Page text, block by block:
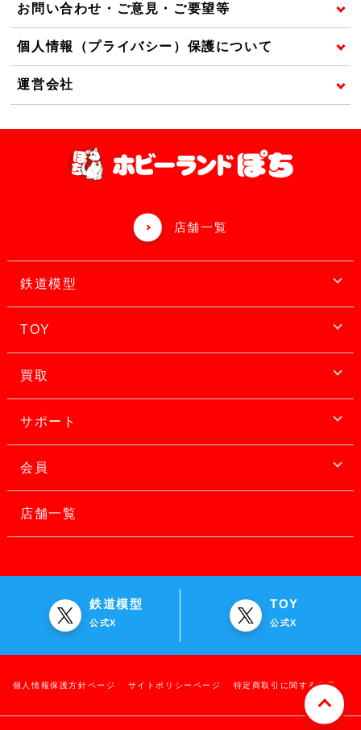
お問い合わせ・ご意見・ご要望等
個人情報（プライバシー）保護について
運営会社
店舗一覧
鉄道模型
TOY
買取
サポート
会員
店舗一覧
鉄道模型
公式X
TOY
公式X
個人情報保護方針ページ サイトポリシーページ 特定商取引に関する表示